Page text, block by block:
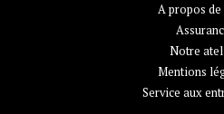
A propos de
Notre
Mentions
Service aux